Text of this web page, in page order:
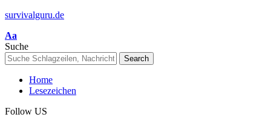
survivalguru.de
Font
Resizer
Aa
Suche
Home
Lesezeichen
Follow US